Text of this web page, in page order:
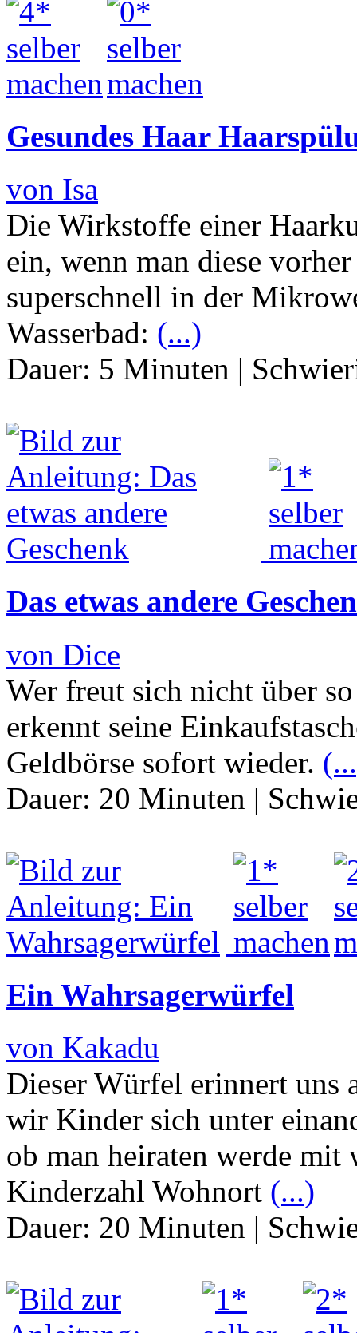
Gesundes Haar
von Isa
Die Wirkstoffe einer
ein, wenn man diese
superschnell in der
Wasserbad: (...)
Dauer: 5 Minuten |
Das etwas andere
von Dice
Wer freut sich nicht über
erkennt seine
Geldbörse sofort wieder.
Dauer: 20 Minuten |
Ein Wahrsagerwürfel
von Kakadu
Dieser Würfel erinnert uns
wir Kinder sich unter
ob man heiraten werde mit
Kinderzahl Wohnort (...)
Dauer: 20 Minuten |